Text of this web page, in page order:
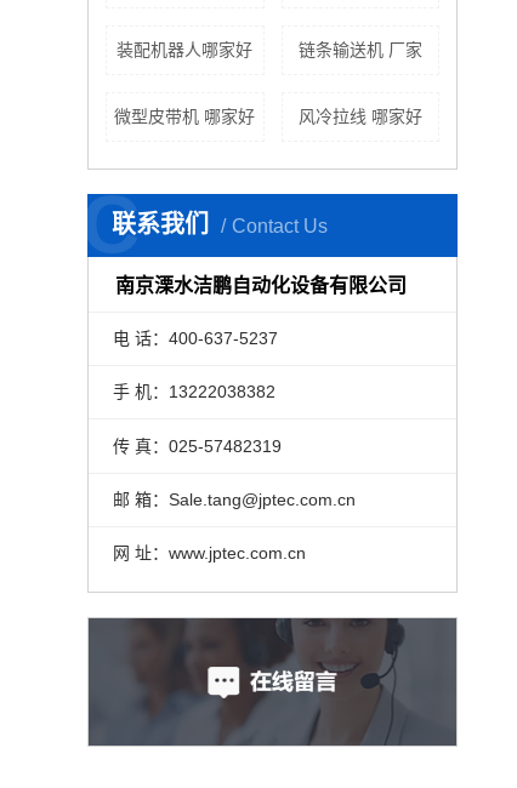
装配机器人哪家好 链条输送机 厂家
微型皮带机 哪家好 风冷拉线 哪家好
联系我们 Contact Us
C
南京溧水洁鹏自动化设备有限公司
电 话：400-637-5237
手 机：13222038382
传 真：025-57482319
邮 箱：Sale.tang@jptec.com.cn
网 址：www.jptec.com.cn